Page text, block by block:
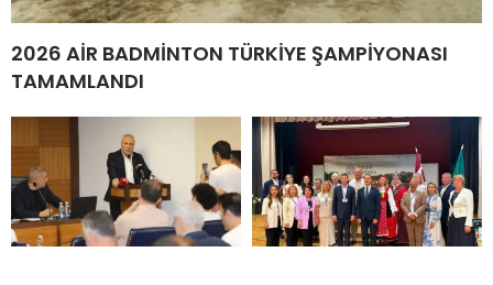
2026 AİR BADMİNTON TÜRKİYE ŞAMPİYONASI
TAMAMLANDI